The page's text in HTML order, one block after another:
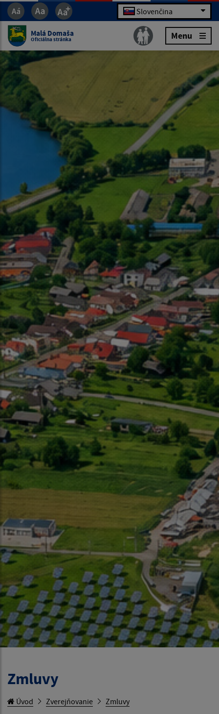
Slovenčina
Malá Domaša
Oficiálna stránka Menu
Zmluvy
Úvod Zverejňovanie Zmluvy